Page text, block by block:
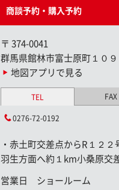
商談予約・購入予約
〒 374-0041
群馬県館林市富士原町１０
地図アプリで見る
TEL FAX
0276-72-0192
・赤土町交差点からR１２２
羽生方面へ約１km小桑原交
営業日 ショールーム